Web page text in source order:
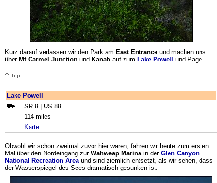
Kurz darauf verlassen wir den Park am East Entrance und machen uns
über Mt.Carmel Junction und Kanab auf zum Lake Powell und Page.
Lake Powell
SR-9 | US-89
114 miles
Karte
Obwohl wir schon zweimal zuvor hier waren, fahren wir heute zum ersten
Mal über den Nordeingang zur Wahweap Marinain der Glen Canyon
National Recreation Areaund sind ziemlich entsetzt, als wir sehen, dass
der Wasserspiegel des Sees dramatisch gesunken ist.